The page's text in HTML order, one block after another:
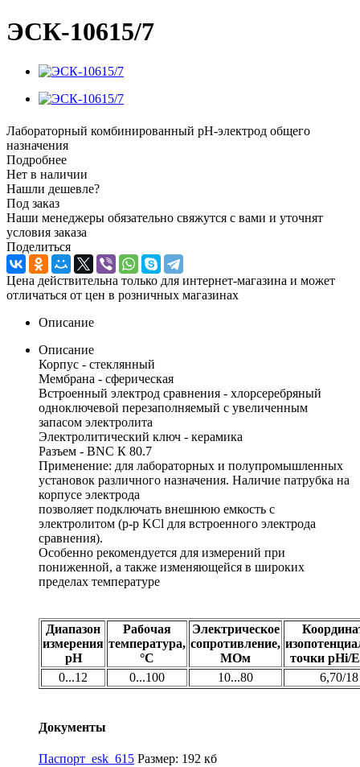
ЭСК-10615/7
Лабораторный комбинированный pH-электрод общего
назначения
Подробнее
Нет в наличии
Нашли дешевле?
Под заказ
Наши менеджеры обязательно свяжутся с вами и уточнят
условия заказа
Поделиться
Цена действительна только для интернет-магазина и может
отличаться от цен в розничных магазинах
Описание
Описание
Корпус - стеклянный
Мембрана - сферическая
Встроенный электрод сравнения - хлорсеребряный
одноключевой перезаполняемый с увеличенным
запасом электролита
Электролитический ключ - керамика
Разъем - BNC К 80.7
Применение: для лабораторных и полупромышленных
установок различного назначения. Наличие патрубка на
корпусе электрода
позволяет подключать внешнюю емкость с
электролитом (р-р KCl для встроенного электрода
сравнения).
Особенно рекомендуется для измерений при
пониженной, а также изменяющейся в широких
пределах температуре
Диапазон
измерения
pH
Рабочая
температура,
°С
Электрическое
сопротивление,
МОм
точки pHi/
0...12
0...100 10...80 6,70/18
Документы
Паспорт_esk_615 Размер: 192 кб